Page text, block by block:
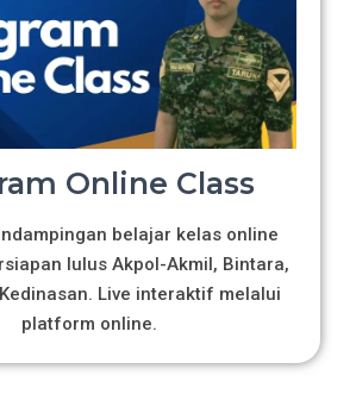
Online Class
belajar kelas online
lulus Akpol-Akmil, Bintara,
Live interaktif melalui
platform online.